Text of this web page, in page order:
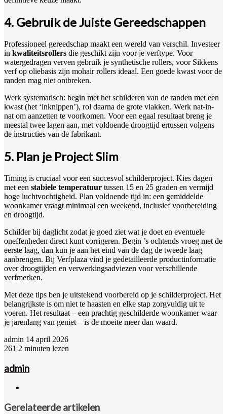
4. Gebruik de Juiste Gereedschappen
Professioneel gereedschap maakt een wereld van verschil. Investeer
in kwaliteitsrollers die geschikt zijn voor je verftype. Voor
watergedragen verven gebruik je synthetische rollers, voor Sikkens
verf op oliebasis zijn mohair rollers ideaal. Een goede kwast voor de
randen mag niet ontbreken.
Werk systematisch: begin met het schilderen van de randen met een
kwast (het ‘inknippen’), rol daarna de grote vlakken. Werk nat-in-
nat om aanzetten te voorkomen. Voor een egaal resultaat breng je
meestal twee lagen aan, met voldoende droogtijd ertussen volgens
de instructies van de fabrikant.
5. Plan je Project Slim
Timing is cruciaal voor een succesvol schilderproject. Kies dagen
met een stabiele temperatuur tussen 15 en 25 graden en vermijd
hoge luchtvochtigheid. Plan voldoende tijd in: een gemiddelde
woonkamer vraagt minimaal een weekend, inclusief voorbereiding
en droogtijd.
Schilder bij daglicht zodat je goed ziet wat je doet en eventuele
oneffenheden direct kunt corrigeren. Begin ’s ochtends vroeg met de
eerste laag, dan kun je aan het eind van de dag de tweede laag
aanbrengen. Bij Verfplaza vind je gedetailleerde productinformatie
over droogtijden en verwerkingsadviezen voor verschillende
verfmerken.
Met deze tips ben je uitstekend voorbereid op je schilderproject. Het
belangrijkste is om niet te haasten en elke stap zorgvuldig uit te
voeren. Het resultaat – een prachtig geschilderde woonkamer waar
je jarenlang van geniet – is de moeite meer dan waard.
admin Send
an
14 april 2026
261 2 minuten lezen
admin
Gerelateerde artikelen